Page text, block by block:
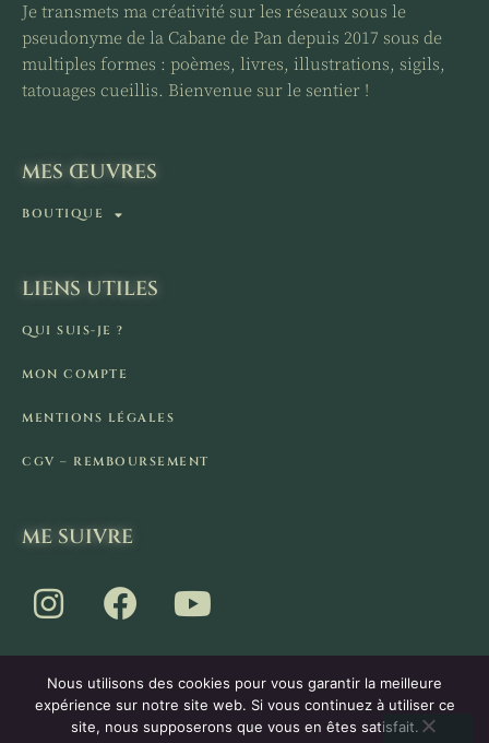
Je transmets ma créativité sur les réseaux sous le
pseudonyme de la Cabane de Pan depuis 2017 sous de
multiples formes : poèmes, livres, illustrations, sigils,
tatouages cueillis. Bienvenue sur le sentier !
MES ŒUVRES
BOUTIQUE
LIENS UTILES
QUI SUIS-JE ?
MON COMPTE
MENTIONS LÉGALES
CGV – REMBOURSEMENT
ME SUIVRE
2026 - La Cabane de Pan - Tous droits réservés.
Vous disposez d'un droit de rétractation de 14 jours.
Nous utilisons des cookies pour vous garantir la meilleure
expérience sur notre site web. Si vous continuez à utiliser ce
site, nous supposerons que vous en êtes satisfait.